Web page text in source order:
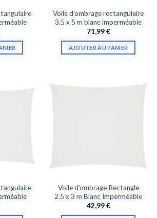
Voile d’ombrage rectangulaire
3,5 x 5 m blanc imperméable
71,99€
AJOUTER AU PANIER
Voile d’ombrage Rectangle
2.5 x 3 m Blanc Imperméable
42,99€